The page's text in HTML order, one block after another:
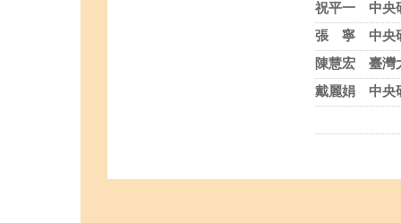
祝平一 中央
張 寧 中央研
陳慧宏 臺灣
戴麗娟 中央